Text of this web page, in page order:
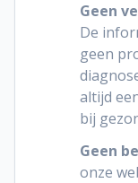
Geen
De
geen
altijd
bij
Geen
onze